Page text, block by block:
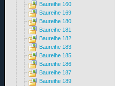
Baureihe 160
Baureihe 169
Baureihe 180
Baureihe 181
Baureihe 182
Baureihe 183
Baureihe 185
Baureihe 186
Baureihe 187
Baureihe 189